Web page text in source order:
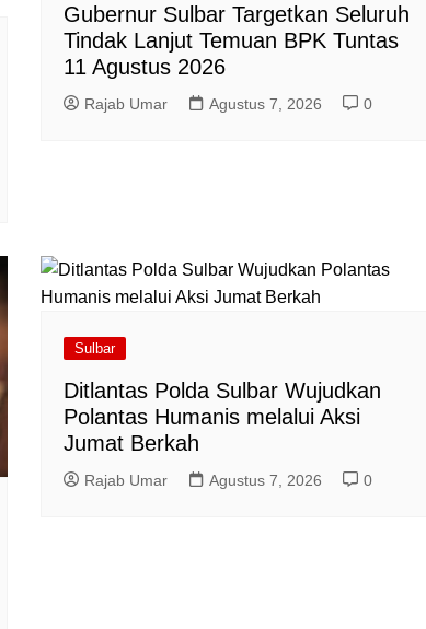
Gubernur Sulbar Targetkan Seluruh
Tindak Lanjut Temuan BPK Tuntas
11 Agustus 2026
Rajab Umar Agustus 7, 2026 0
Sulbar
Ditlantas Polda Sulbar Wujudkan
Polantas Humanis melalui Aksi
Jumat Berkah
Rajab Umar Agustus 7, 2026 0